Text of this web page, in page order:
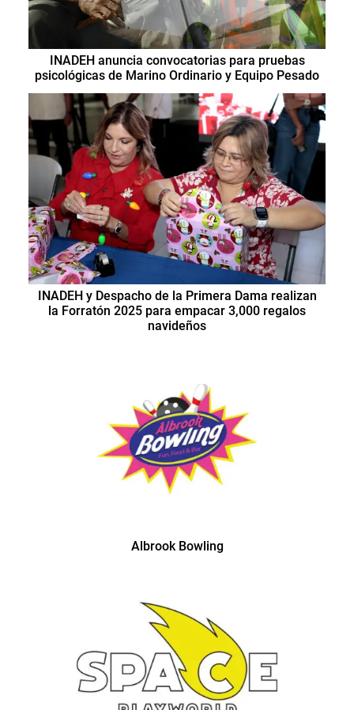
INADEH anuncia convocatorias para pruebas
psicológicas de Marino Ordinario y Equipo Pesado
INADEH y Despacho de la Primera Dama realizan
la Forratón 2025 para empacar 3,000 regalos
navideños
Albrook Bowling